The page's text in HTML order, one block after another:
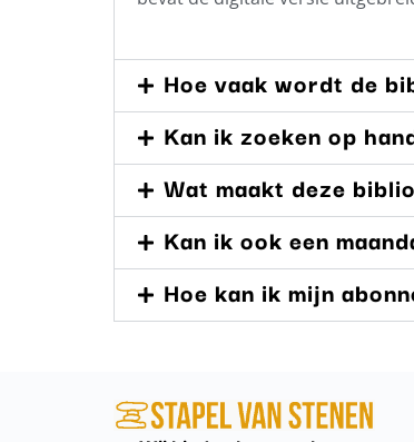
Hoe vaak wordt de
Kan ik zoeken op
Wat maakt deze
Kan ik ook een
Hoe kan ik mijn